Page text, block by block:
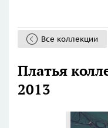
Все коллекции
Платья
2013